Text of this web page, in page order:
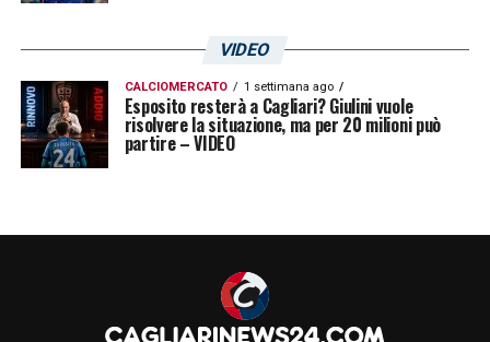
VIDEO
CALCIOMERCATO 1 settimana ago
Esposito resterà a Cagliari? Giulini vuole
risolvere la situazione, ma per 20 milioni può
partire – VIDEO